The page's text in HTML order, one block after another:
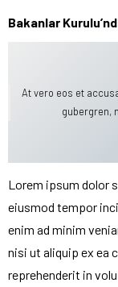
Bakanlar
At vero eos et
gubergren,
Lorem ipsum dolor
eiusmod tempor
enim ad minim
nisi ut aliquip ex ea
reprehenderit in